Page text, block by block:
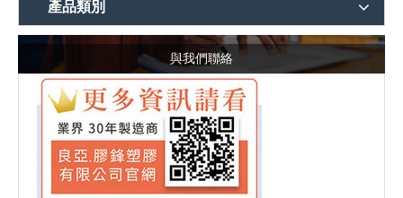
產品類別
與我們聯絡